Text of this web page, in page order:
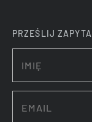
PRZEŚLIJ